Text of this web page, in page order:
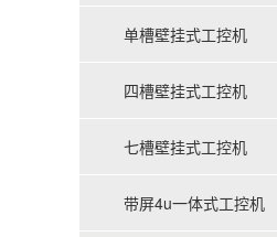
单槽壁挂式工控机
四槽壁挂式工控机
七槽壁挂式工控机
带屏4u一体式工控机